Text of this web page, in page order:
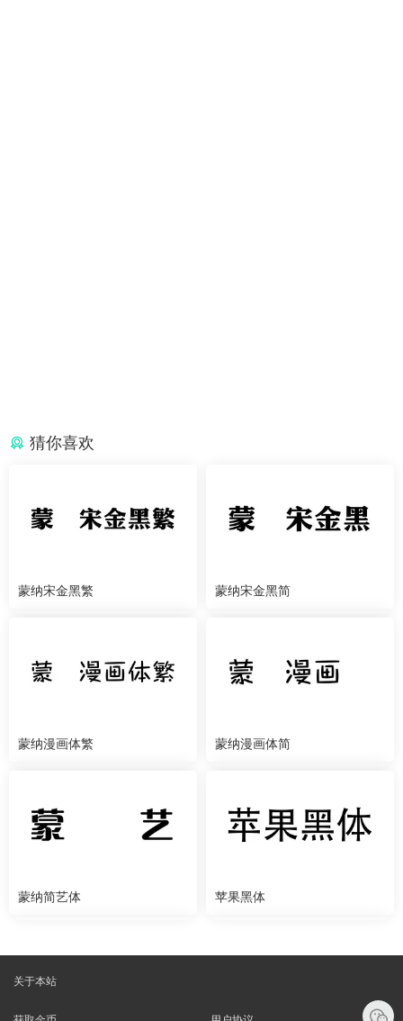
猜你喜欢
蒙纳宋金黑繁 蒙纳宋金黑简
蒙纳漫画体繁 蒙纳漫画体简
蒙纳简艺体 苹果黑体
关于本站